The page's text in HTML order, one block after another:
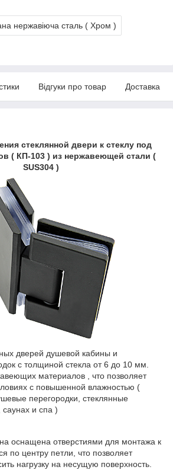
нержавіюча сталь ( Хром )
Відгуки про товар Доставка
стеклянной двери к стеклу под
( КП-103 ) из нержавеющей стали (
SUS304 )
дверей душевой кабины и
с толщиной стекла от 6 до 10 мм.
материалов , что позволяет
с повышенной влажностью (
перегородки, стеклянные
саунах и спа )
оснащена отверстиями для монтажа к
по центру петли, что позволяет
нагрузку на несущую поверхность.